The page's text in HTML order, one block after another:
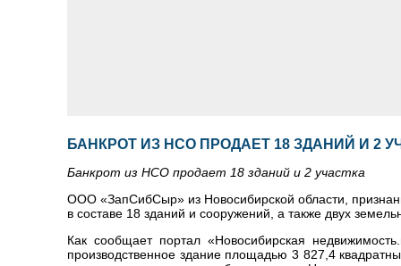
БАНКРОТ ИЗ НСО ПРОДАЕТ 18 ЗДАНИЙ И 2
Банкрот из НСО продает 18 зданий и 2 участка
ООО «ЗапСибСыр» из Новосибирской области,
в составе 18 зданий и сооружений, а также двух
Как сообщает портал «Новосибирская
производственное здание площадью 3 827,4